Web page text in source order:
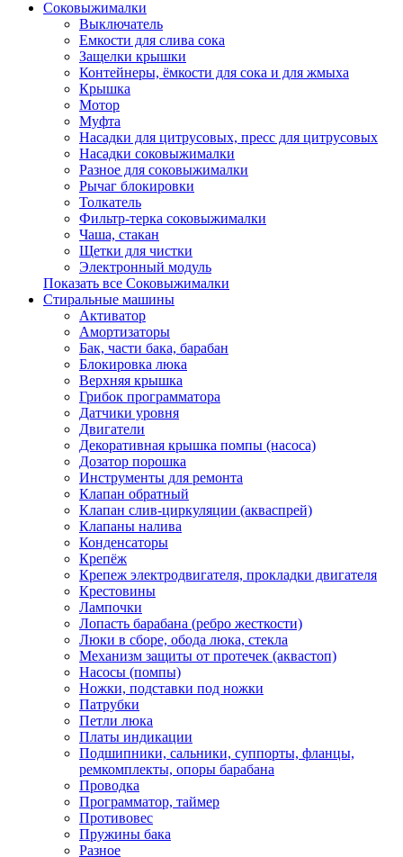
Соковыжималки
Выключатель
Емкости для слива сока
Защелки крышки
Контейнеры, ёмкости для сока и для жмыха
Крышка
Мотор
Муфта
Насадки для цитрусовых, пресс для цитрусовых
Насадки соковыжималки
Разное для соковыжималки
Рычаг блокировки
Толкатель
Фильтр-терка соковыжималки
Чаша, стакан
Щетки для чистки
Электронный модуль
Показать все Соковыжималки
Стиральные машины
Активатор
Амортизаторы
Бак, части бака, барабан
Блокировка люка
Верхняя крышка
Грибок программатора
Датчики уровня
Двигатели
Декоративная крышка помпы (насоса)
Дозатор порошка
Инструменты для ремонта
Клапан обратный
Клапан слив-циркуляции (акваспрей)
Клапаны налива
Конденсаторы
Крепёж
Крепеж электродвигателя, прокладки двигателя
Крестовины
Лампочки
Лопасть барабана (ребро жесткости)
Люки в сборе, обода люка, стекла
Механизм защиты от протечек (аквастоп)
Насосы (помпы)
Ножки, подставки под ножки
Патрубки
Петли люка
Платы индикации
Подшипники, сальники, суппорты, фланцы,
ремкомплекты, опоры барабана
Проводка
Программатор, таймер
Противовес
Пружины бака
Разное